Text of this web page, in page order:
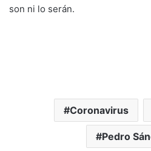
son ni lo serán.
Coronavirus
Pedro